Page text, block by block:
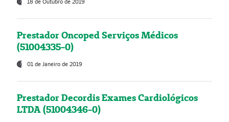
Prestador Oncoped Serviços Médicos
(51004335-0)
01 de Janeiro de 2019
Prestador Decordis Exames Cardiológicos
LTDA (51004346-0)